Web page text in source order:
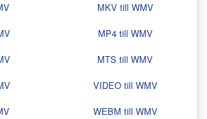
MKV till WMV
MP4 till WMV
MTS till WMV
VIDEO till WMV
WEBM till WMV